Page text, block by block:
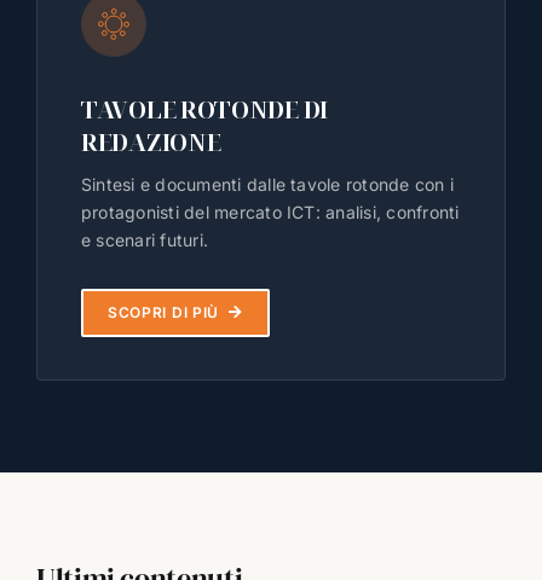
TAVOLE ROTONDE DI
REDAZIONE
Sintesi e documenti dalle tavole rotonde con i
protagonisti del mercato ICT: analisi, confronti
e scenari futuri.
SCOPRI DI PIÙ